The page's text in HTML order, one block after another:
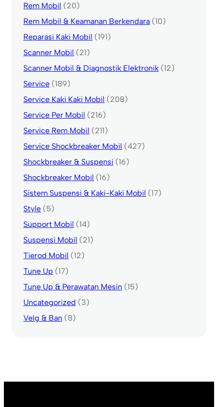
Rem Mobil (20)
Rem Mobil & Keamanan Berkendara (10)
Reparasi Kaki Mobil (191)
Scanner Mobil (21)
Scanner Mobil & Diagnostik Elektronik (12)
Service (189)
Service Kaki Kaki Mobil (208)
Service Per Mobil (216)
Service Rem Mobil (211)
Service Shockbreaker Mobil (427)
Shockbreaker & Suspensi (16)
Shockbreaker Mobil (16)
Sistem Suspensi & Kaki-Kaki Mobil (17)
Style (5)
Support Mobil (14)
Suspensi Mobil (21)
Tierod Mobil (12)
Tune Up (17)
Tune Up & Perawatan Mesin (15)
Uncategorized (3)
Velg & Ban (8)